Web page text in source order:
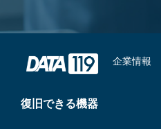
企業情報
復旧できる機器